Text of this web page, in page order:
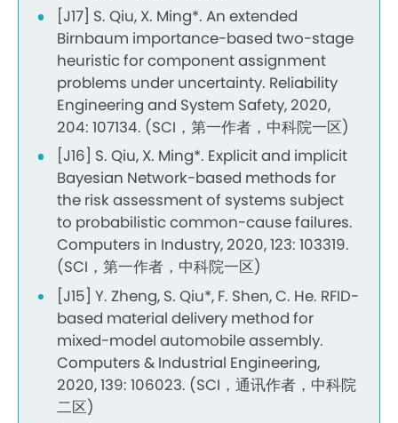
[J17] S. Qiu, X. Ming*. An extended
Birnbaum importance-based two-stage
heuristic for component assignment
problems under uncertainty. Reliability
Engineering and System Safety, 2020,
204: 107134. (SCI，第一作者，中科院一区)
[J16] S. Qiu, X. Ming*. Explicit and implicit
Bayesian Network-based methods for
the risk assessment of systems subject
to probabilistic common-cause failures.
Computers in Industry, 2020, 123: 103319.
(SCI，第一作者，中科院一区)
[J15] Y. Zheng, S. Qiu*, F. Shen, C. He. RFID-
based material delivery method for
mixed-model automobile assembly.
Computers & Industrial Engineering,
2020, 139: 106023. (SCI，通讯作者，中科院
二区)